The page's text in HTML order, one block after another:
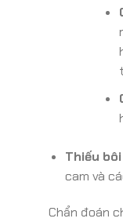
Thiếu
cam và
Chẩn đoán